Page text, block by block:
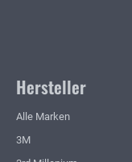
Hersteller
Alle Marken
3M